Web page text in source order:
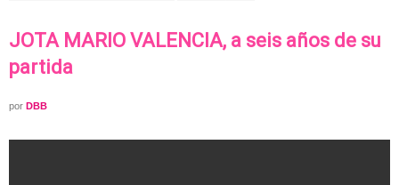
JOTA MARIO VALENCIA, a seis años de su
partida
por DBB